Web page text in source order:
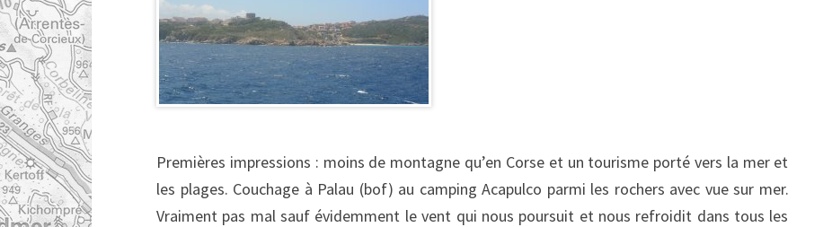
Premières impressions : moins de montagne qu’en Corse et un tourisme porté vers la mer et
les plages. Couchage à Palau (bof) au camping Acapulco parmi les rochers avec vue sur mer.
Vraiment pas mal sauf évidemment le vent qui nous poursuit et nous refroidit dans tous les